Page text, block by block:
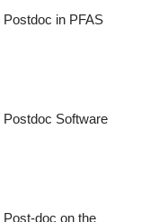
Postdoc in PFAS
Postdoc Software
Post-doc on the